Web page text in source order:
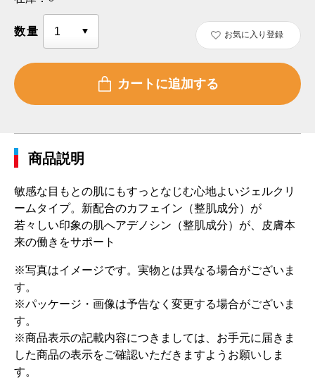
数量 お気に入り登録
商品説明
敏感な目もとの肌にもすっとなじむ心地よいジェルクリ
ームタイプ。新配合のカフェイン（整肌成分）が
若々しい印象の肌へアデノシン（整肌成分）が、皮膚本
来の働きをサポート
※写真はイメージです。実物とは異なる場合がございま
す。
※パッケージ・画像は予告なく変更する場合がございま
す。
※商品表示の記載内容につきましては、お手元に届きま
した商品の表示をご確認いただきますようお願いしま
す。